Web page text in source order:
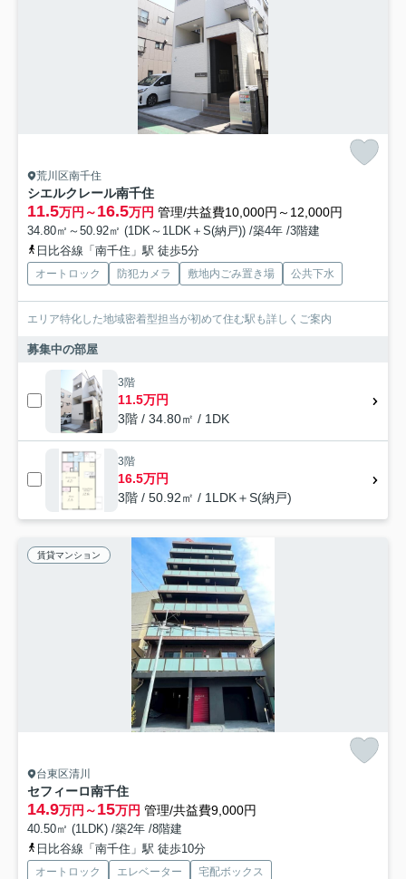
荒川区南千住
シエルクレール南千住
11.5万円～16.5万円 管理/共益費10,000円～12,000円
34.80㎡～50.92㎡ (1DK～1LDK＋S(納戸)) /築4年 /3階建
日比谷線「南千住」駅 徒歩5分
オートロック 防犯カメラ 敷地内ごみ置き場 公共下水
エリア特化した地域密着型担当が初めて住む駅も詳しくご案内
募集中の部屋
3階
11.5万円
3階 / 34.80㎡ / 1DK
3階
16.5万円
3階 / 50.92㎡ / 1LDK＋S(納戸)
賃貸マンション
台東区清川
セフィーロ南千住
14.9万円～15万円 管理/共益費9,000円
40.50㎡ (1LDK) /築2年 /8階建
日比谷線「南千住」駅 徒歩10分
オートロック エレベーター
宅配ボックス